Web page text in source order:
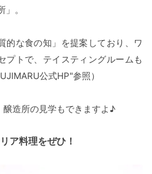
。
的な食の知」を提案しており、ワ
プトで、テイスティングルームも
公式HP"参照）
醸造所の見学もできますよ♪
ア料理をぜひ！